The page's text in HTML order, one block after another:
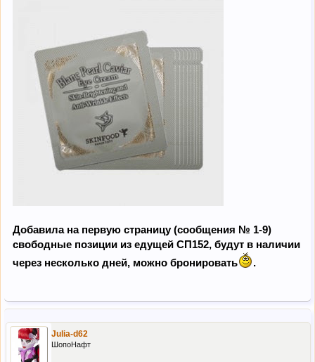
Добавила на первую страницу (сообщения № 1-9)
свободные позиции из едущей СП152, будут в наличии
через несколько дней, можно бронировать
.
Julia-d62
ШопоНафт